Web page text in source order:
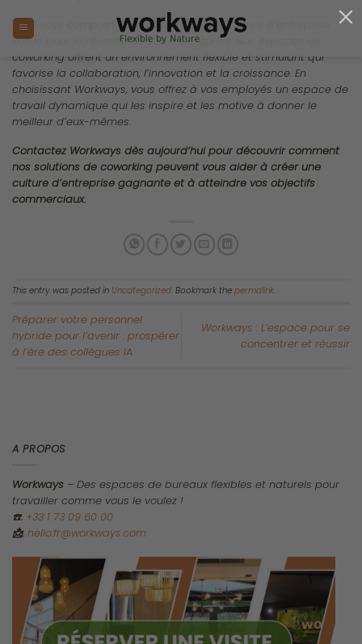
contenu
Une meilleure culture
d’entreprise peut multiplier par
5 les performances de votre
entreprise
PUBLIÉ LEFÉVRIER 21, 2025 PARSAMUEL LYONS
croissance et de bénéfices.
Une culture d’entreprise adaptée à l’avenir
moyens de prendre des décisions concernant leur
environnement de travail est un élément fondamental de la
création de cette culture positive.
Des études montrent qu’une culture d’entreprise saine et
tournée vers l’avenir rend les organisations cinq fois plus
susceptibles de surpasser leurs concurrents en termes de
croissance du chiffre d’affaires, de rentabilité et de part de